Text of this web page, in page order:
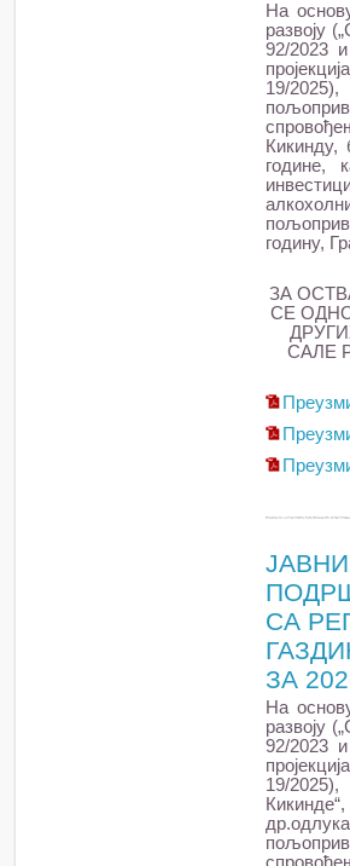
На
развоју
92/2023
19/
Кикинду,
године,
годину,
ЗА
СЕ
САЛЕ
СА
ЗА
На
развоју
92/2023
19/